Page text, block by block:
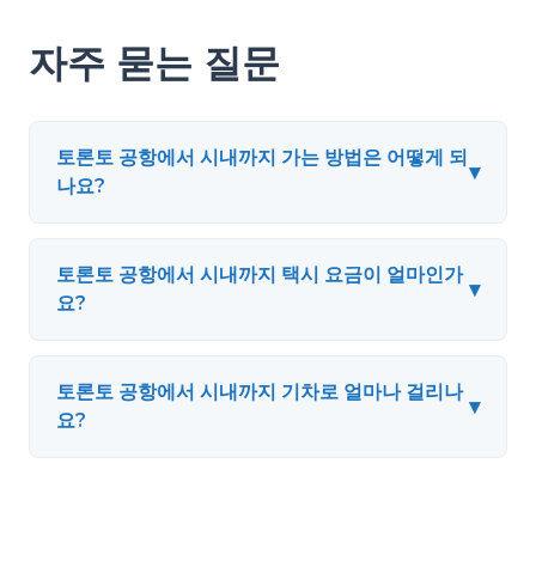
자주 묻는 질문
토론토 공항에서 시내까지 가는 방법은 어떻게 되
나요?
▾
토론토 공항에서 시내까지 택시 요금이 얼마인가
요?
▾
토론토 공항에서 시내까지 기차로 얼마나 걸리나
요?
▾